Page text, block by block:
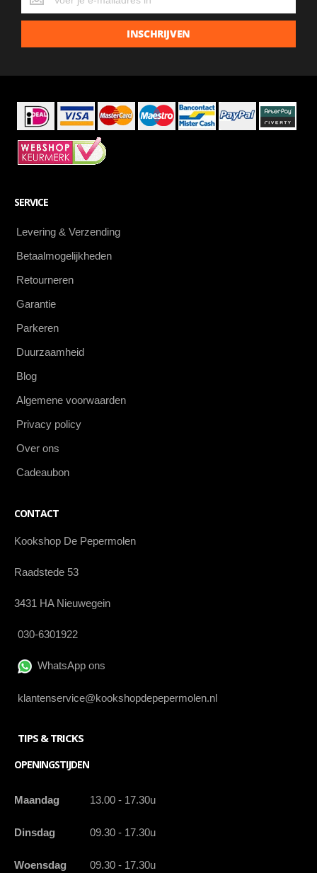
de
laatste
INSCHRIJVEN
SERVICE
Levering & Verzending
Betaalmogelijkheden
Retourneren
Garantie
Parkeren
Duurzaamheid
Blog
Algemene voorwaarden
Privacy policy
Over ons
Cadeaubon
CONTACT
Kookshop De Pepermolen
Raadstede 53
3431 HA Nieuwegein
030-6301922
WhatsApp ons
klantenservice@kookshopdepepermolen.nl
TIPS & TRICKS
OPENINGSTIJDEN
Maandag 13.00 - 17.30u
Dinsdag 09.30 - 17.30u
Woensdag 09.30 - 17.30u